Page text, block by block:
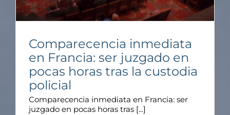
Comparecencia inmediata
en Francia: ser juzgado en
pocas horas tras la custodia
policial
Comparecencia inmediata en Francia: ser
juzgado en pocas horas tras [...]